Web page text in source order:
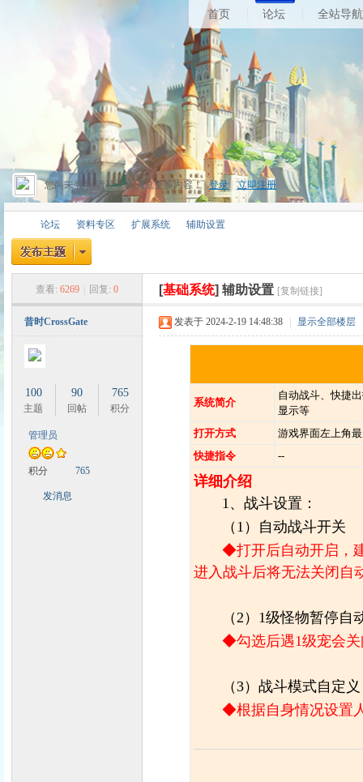
首页 论坛 全站导航
您尚未登录,请登录后浏览更多内容！ 登录 立即注册
论坛
›
资料专区
›
扩展系统
›
辅助设置
查看: 6269 回复: 0 [基础系统] 辅助设置 [复制链接]
昔时CrossGate
100
主题
90
回帖
765
积分
管理员
积分 765
发消息
发表于 2024-2-19 14:48:38 显示全部楼层
系统简介
自动战斗、快捷
显示等
打开方式
游戏界面左上角
快捷指令
--
详细介绍
1、战斗设置：
（1）自动战斗开关
◆打开后自动开启，
进入战斗后将无法关闭自
（2）1级怪物暂停自
◆勾选后遇1级宠会关
（3）战斗模式自定义
◆根据自身情况设置